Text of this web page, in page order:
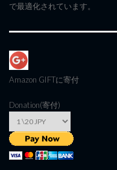
で最適化されています。
Amazon GIFTに寄付
Donation(寄付)